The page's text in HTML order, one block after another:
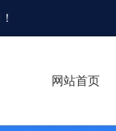
！
网站首页